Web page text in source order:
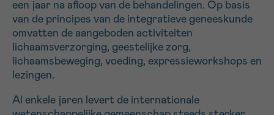
een jaar na afloop van de behandelingen. Op basis
van de principes van de integratieve geneeskunde
omvatten de aangeboden activiteiten
lichaamsverzorging, geestelijke zorg,
lichaamsbeweging, voeding, expressieworkshops en
lezingen.
Al enkele jaren levert de internationale
Ja, stuur mij de nieuwsbrief
Ik aanvaard de